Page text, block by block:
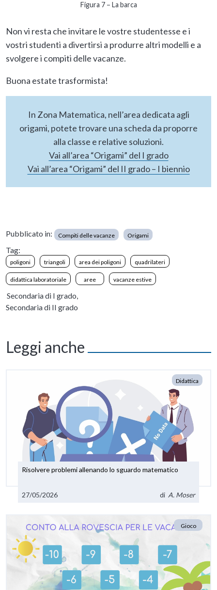
Figura 7 – La barca
Non vi resta che invitare le vostre studentesse e i
vostri studenti a divertirsi a produrre altri modelli e a
svolgere i compiti delle vacanze.
Buona estate trasformista!
In Zona Matematica, nell’area dedicata agli
origami, potete trovare una scheda da proporre
alla classe e relative soluzioni.
Vai all’area “Origami” del I grado
Vai all’area “Origami” del II grado – I biennio
Pubblicato in: Compiti delle vacanze Origami
Tag:
poligoni triangoli area dei poligoni quadrilateri
didattica laboratoriale aree vacanze estive
Secondaria di I grado,
Secondaria di II grado
Leggi anche
Didattica
Risolvere problemi allenando lo sguardo matematico
27/05/2026 di A. Moser
Gioco